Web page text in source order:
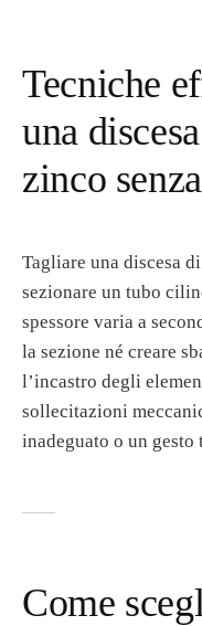
Tecniche
una
zinco
Tagliare una discesa
sezionare un tubo
spessore varia a
la sezione né creare
l’incastro degli
sollecitazioni
inadeguato o un
Come